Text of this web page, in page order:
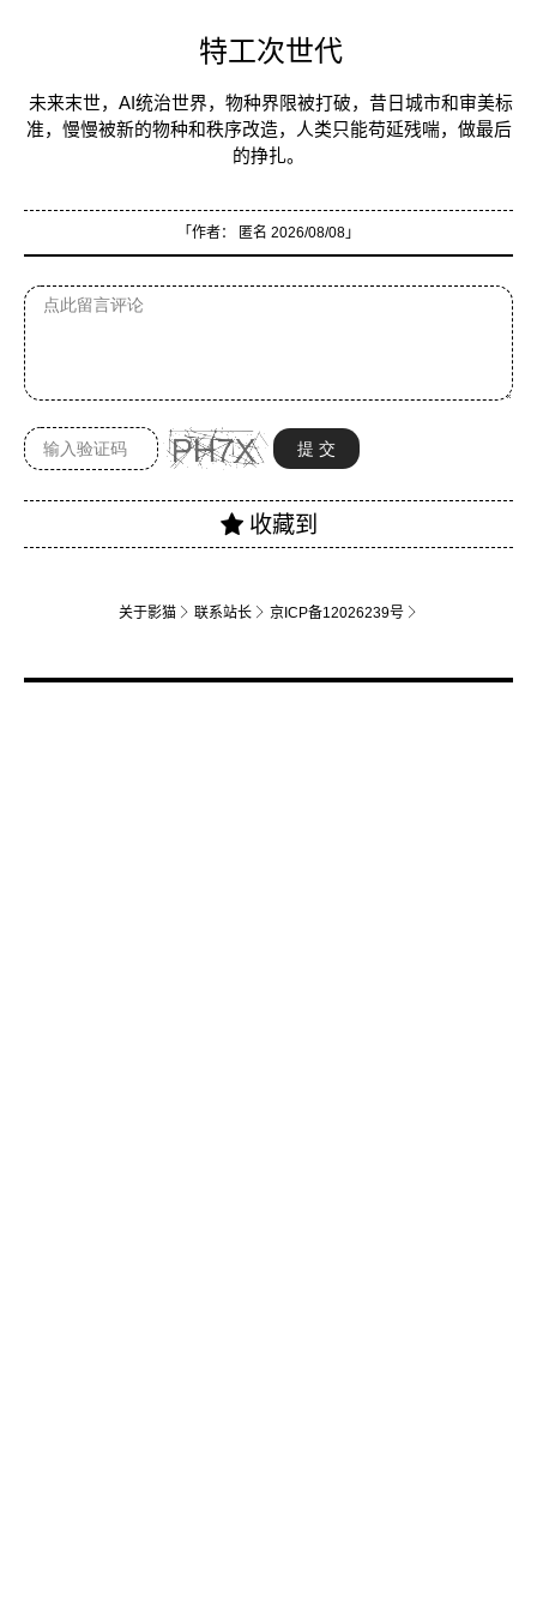
特工次世代
未来末世，AI统治世界，物种界限被打破，昔日城市和审美标
准，慢慢被新的物种和秩序改造，人类只能苟延残喘，做最后
的挣扎。
「作者： 匿名 2026/08/08」
关于影猫 联系站长 京ICP备12026239号